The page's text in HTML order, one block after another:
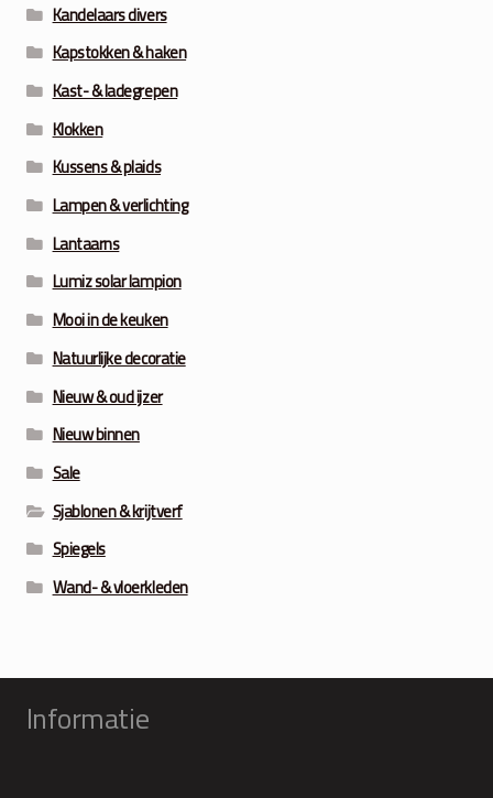
Kandelaars divers
Kapstokken & haken
Kast- & ladegrepen
Klokken
Kussens & plaids
Lampen & verlichting
Lantaarns
Lumiz solar lampion
Mooi in de keuken
Natuurlijke decoratie
Nieuw & oud ijzer
Nieuw binnen
Sale
Sjablonen & krijtverf
Spiegels
Wand- & vloerkleden
Informatie